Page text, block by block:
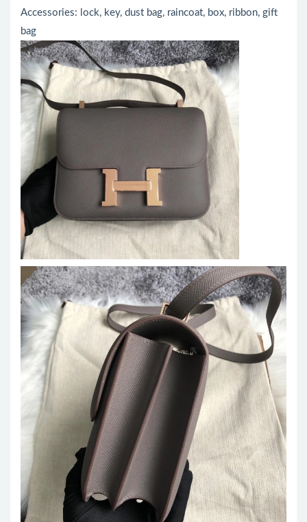
Accessories: lock, key, dust bag, raincoat, box, ribbon, gift
bag